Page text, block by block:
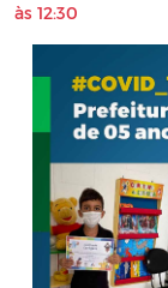
às 12:30